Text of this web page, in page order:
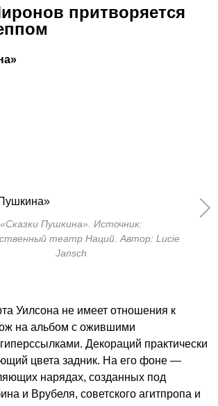
притворяется
«Сказки Пушкина». Источник:
театр Наций. Автор: Lucie
Jansch
Уилсона не имеет отношения к
на альбом с ожившими
Декораций практически
цвета задник. На его фоне —
нарядах, созданных под
и Врубеля, советского агитпропа и